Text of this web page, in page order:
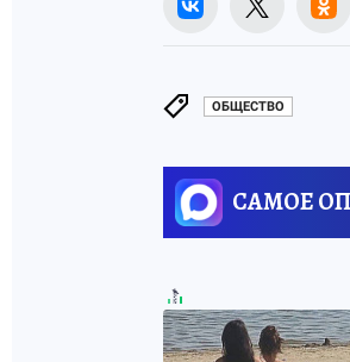
ОБЩЕСТВО
САМОЕ